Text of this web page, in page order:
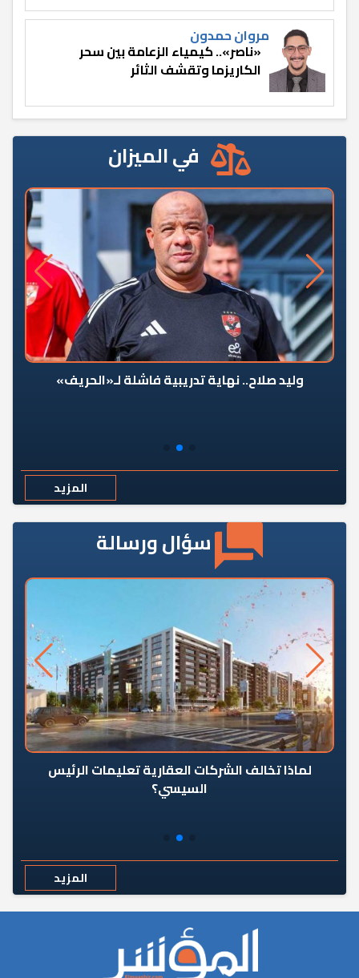
مروان حمدون
«ناصر».. كيمياء الزعامة بين سحر
الكاريزما وتقشف الثائر
في الميزان
وليد صلاح.. نهاية تدريبية فاشلة لـ«الحريف»
المزيد
سؤال ورسالة
لماذا تخالف الشركات العقارية تعليمات الرئيس
السيسي؟
المزيد